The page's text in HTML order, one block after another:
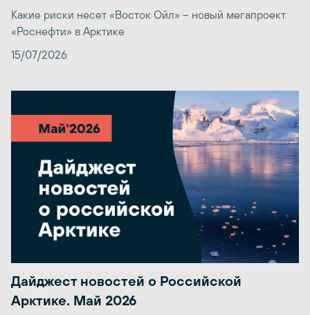
Какие риски несет «Восток Ойл» – новый мегапроект
«Роснефти» в Арктике
15/07/2026
Дайджест новостей о Российской
Арктике. Май 2026